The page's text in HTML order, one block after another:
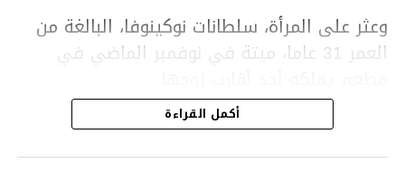
وعثر على المرأة، سلطانات نوكينوفا، البالغة من
العمر 31 عاما، ميتة في نوفمبر الماضي في
ووفقا لتقرير الطبيب الشرعي، توفيت نوكينوفا
متأثرة بصدمة في الدماغ، وكانت إحدى عظام
أكمل القراءة